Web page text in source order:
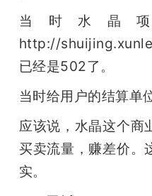
当时水晶
http://
已经是502了。
当时给用户的结算单
应该说，水晶这个商
买卖流量，赚差价。
实。